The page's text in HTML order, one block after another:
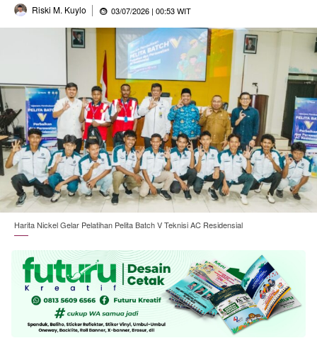
Riski M. Kuylo 03/07/2026 | 00:53 WIT
Harita Nickel Gelar Pelatihan Pelita Batch V Teknisi AC Residensial